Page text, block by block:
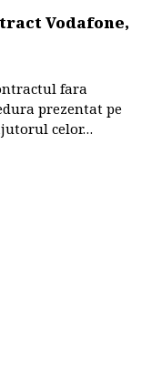
Vodafone,
fara
prezentat pe
celor…